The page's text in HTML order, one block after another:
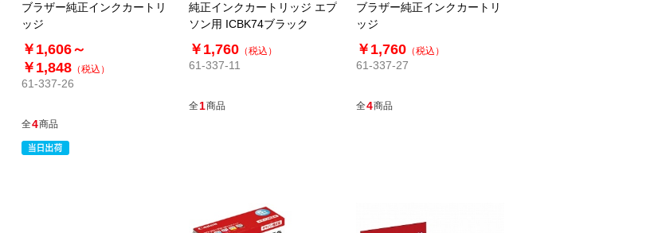
ブラザー純正インクカートリ
ッジ
￥1,606～
￥1,848 （税込）
61-337-26
全4商品
純正インクカートリッジ エプ
ソン用 ICBK74ブラック
￥1,760 （税込）
61-337-11
全1商品
ブラザー純正インクカートリ
ッジ
￥1,760 （税込）
61-337-27
全4商品